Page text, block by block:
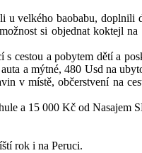
velkého baobabu, doplnili
si objednat koktejl
cestou a pobytem dětí a
a mýtné, 480 Usd na
v místě, občerstvení na
a 15 000 Kč od Nasajem
rok i na Peruci.